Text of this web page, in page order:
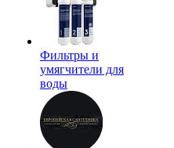
Фильтры и
умягчители для
воды